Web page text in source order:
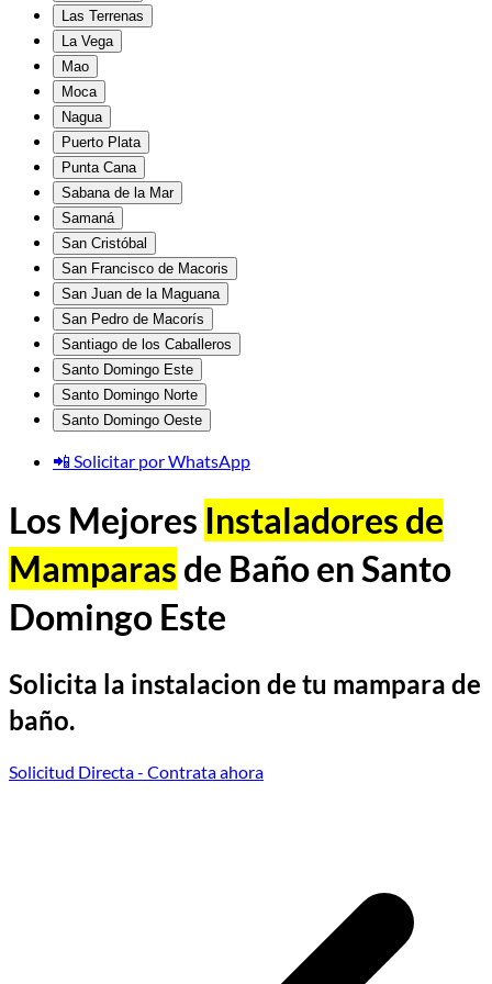
Las Terrenas
La Vega
Mao
Moca
Nagua
Puerto Plata
Punta Cana
Sabana de la Mar
Samaná
San Cristóbal
San Francisco de Macoris
San Juan de la Maguana
San Pedro de Macorís
Santiago de los Caballeros
Santo Domingo Este
Santo Domingo Norte
Santo Domingo Oeste
📲 Solicitar por WhatsApp
Los Mejores Instaladores de
Mamparas de Baño en Santo
Domingo Este
Solicita la instalacion de tu mampara de
baño.
Solicitud Directa- Contrata ahora